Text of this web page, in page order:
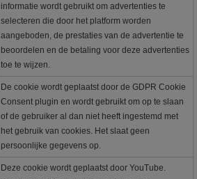
informatie wordt gebruikt om advertenties te
selecteren die door het platform worden
aangeboden, de prestaties van de advertentie te
beoordelen en de betaling voor deze advertenties
toe te wijzen.
De cookie wordt geplaatst door de GDPR Cookie
Consent plugin en wordt gebruikt om op te slaan
of de gebruiker al dan niet heeft ingestemd met
het gebruik van cookies. Het slaat geen
persoonlijke gegevens op.
Deze cookie wordt geplaatst door YouTube.